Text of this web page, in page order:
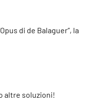
di de Balaguer”, la
altre soluzioni!